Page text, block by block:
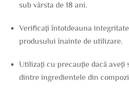
sub vârsta de 18 ani.
Verificați întotdeauna
produsului înainte de utilizare.
Utilizați cu precauție dacă aveți
dintre ingredientele din